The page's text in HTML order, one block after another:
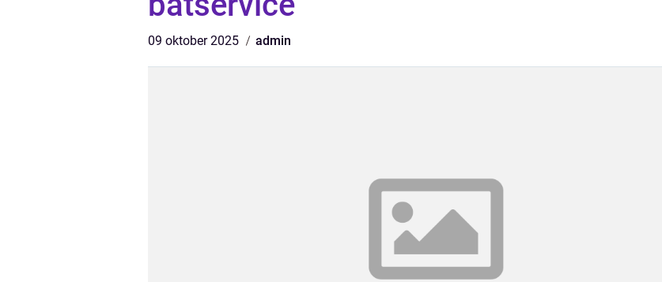
09 oktober 2025 admin